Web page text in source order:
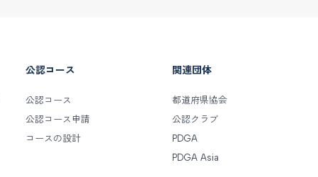
公認コース
公認コース
公認コース申請
コースの設計
関連団体
都道府県協会
公認クラブ
PDGA
PDGA Asia